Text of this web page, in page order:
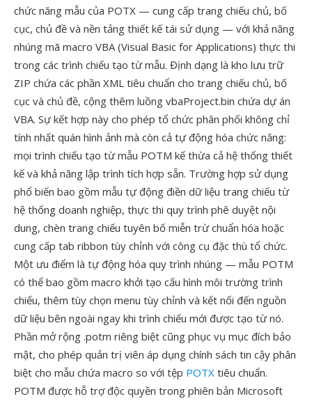
chức năng mẫu của POTX — cung cấp trang chiếu chủ, bố
cục, chủ đề và nền tảng thiết kế tái sử dụng — với khả năng
nhúng mã macro VBA (Visual Basic for Applications) thực thi
trong các trình chiếu tạo từ mẫu. Định dạng là kho lưu trữ
ZIP chứa các phần XML tiêu chuẩn cho trang chiếu chủ, bố
cục và chủ đề, cộng thêm luồng vbaProject.bin chứa dự án
VBA. Sự kết hợp này cho phép tổ chức phân phối không chỉ
tính nhất quán hình ảnh mà còn cả tự động hóa chức năng:
mọi trình chiếu tạo từ mẫu POTM kế thừa cả hệ thống thiết
kế và khả năng lập trình tích hợp sẵn. Trường hợp sử dụng
phổ biến bao gồm mẫu tự động điền dữ liệu trang chiếu từ
hệ thống doanh nghiệp, thực thi quy trình phê duyệt nội
dung, chèn trang chiếu tuyên bố miễn trừ chuẩn hóa hoặc
cung cấp tab ribbon tùy chỉnh với công cụ đặc thù tổ chức.
Một ưu điểm là tự động hóa quy trình nhúng — mẫu POTM
có thể bao gồm macro khởi tạo cấu hình môi trường trình
chiếu, thêm tùy chọn menu tùy chỉnh và kết nối đến nguồn
dữ liệu bên ngoài ngay khi trình chiếu mới được tạo từ nó.
Phần mở rộng .potm riêng biệt cũng phục vụ mục đích bảo
mật, cho phép quản trị viên áp dụng chính sách tin cậy phân
biệt cho mẫu chứa macro so với tệp POTX tiêu chuẩn.
POTM được hỗ trợ độc quyền trong phiên bản Microsoft